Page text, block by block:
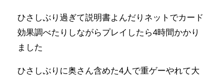
ひさしぶり過ぎて説明書よんだりネットでカード
効果調べたりしながらプレイしたら4時間かかり
ました
ひさしぶりに奥さん含めた4人で重ゲーやれて大